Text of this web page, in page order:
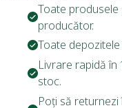
Toate produsele
producător.
Toate
Livrare rapidă în
stoc.
Poți să